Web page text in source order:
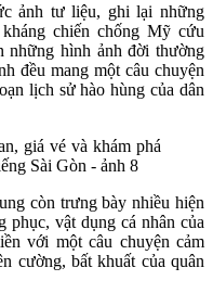
ảnh tư liệu, ghi lại những
chiến chống Mỹ cứu
những hình ảnh đời thường
đều mang một câu chuyện
lịch sử hào hùng của dân
còn trưng bày nhiều hiện
vật dụng cá nhân của
với một câu chuyện cảm
cường, bất khuất của quân